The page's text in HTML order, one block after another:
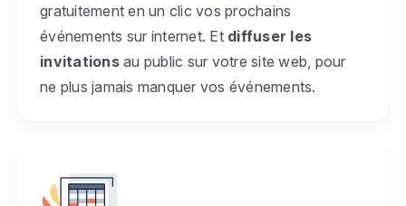
gratuitement en un clic vos prochains
événements sur internet. Et diffuser les
invitationsau public sur votre site web, pour
ne plus jamais manquer vos événements.